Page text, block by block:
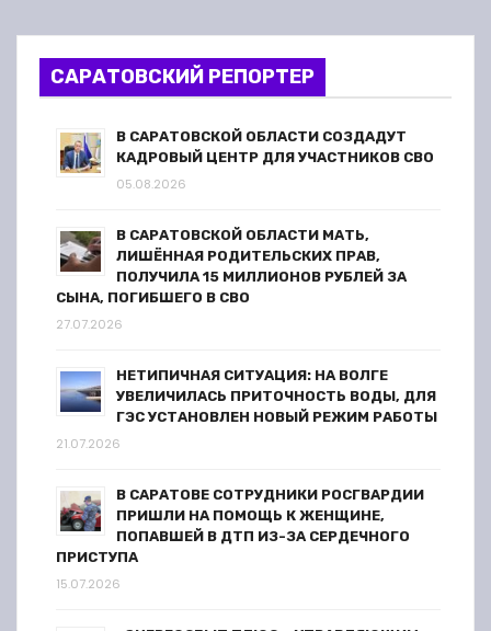
оСАРАТОВСКИЙ РЕПОРТЕР
В САРАТОВСКОЙ ОБЛАСТИ СОЗДАДУТ
КАДРОВЫЙ ЦЕНТР ДЛЯ УЧАСТНИКОВ СВО
05.08.2026
В САРАТОВСКОЙ ОБЛАСТИ МАТЬ,
ЛИШЁННАЯ РОДИТЕЛЬСКИХ ПРАВ,
ПОЛУЧИЛА 15 МИЛЛИОНОВ РУБЛЕЙ ЗА
СЫНА, ПОГИБШЕГО В СВО
27.07.2026
НЕТИПИЧНАЯ СИТУАЦИЯ: НА ВОЛГЕ
УВЕЛИЧИЛАСЬ ПРИТОЧНОСТЬ ВОДЫ, ДЛЯ
ГЭС УСТАНОВЛЕН НОВЫЙ РЕЖИМ РАБОТЫ
21.07.2026
В САРАТОВЕ СОТРУДНИКИ РОСГВАРДИИ
ПРИШЛИ НА ПОМОЩЬ К ЖЕНЩИНЕ,
ПОПАВШЕЙ В ДТП ИЗ-ЗА СЕРДЕЧНОГО
ПРИСТУПА
15.07.2026